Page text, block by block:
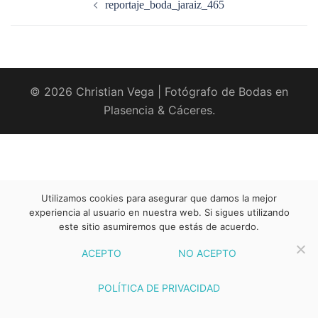
reportaje_boda_jaraiz_465
© 2026 Christian Vega | Fotógrafo de Bodas en
Plasencia & Cáceres.
Utilizamos cookies para asegurar que damos la mejor
experiencia al usuario en nuestra web. Si sigues utilizando
este sitio asumiremos que estás de acuerdo.
ACEPTO NO ACEPTO
POLÍTICA DE PRIVACIDAD